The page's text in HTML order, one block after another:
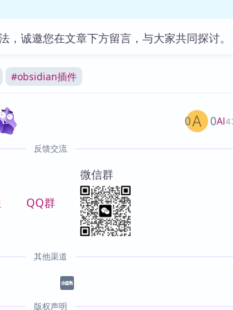
，诚邀您在文章下方留言，与大家共同探讨。
#obsidian插件
AI
0 0
反馈交流
QQ群
微信群
其他渠道
版权声明